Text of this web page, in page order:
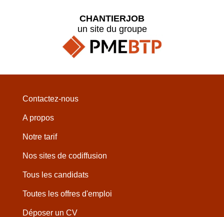
CHANTIERJOB
un site du groupe
Contactez-nous
A propos
Notre tarif
Nos sites de codiffusion
Tous les candidats
Toutes les offres d'emploi
Déposer un CV